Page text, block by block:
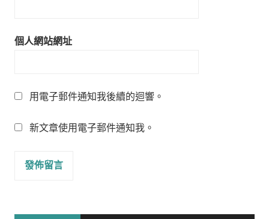
個人網站網址
用電子郵件通知我後續的迴響。
新文章使用電子郵件通知我。